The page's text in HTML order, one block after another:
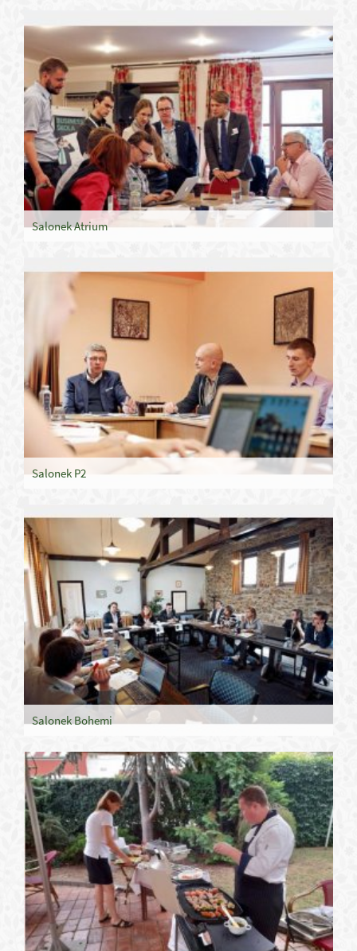
Salonek Atrium
Salonek P2
Salonek Bohemi